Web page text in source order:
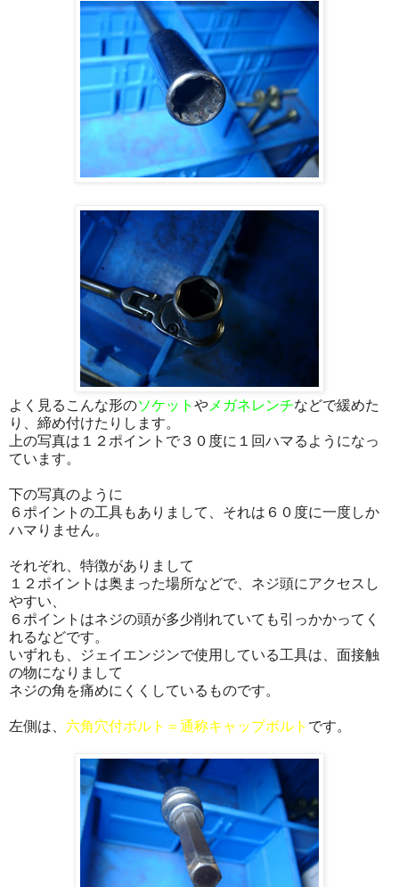
よく見るこんな形のソケット や メガネレンチなどで緩めた
り、締め付けたりします。
上の写真は１２ポイントで３０度に１回ハマるようになっ
ています。
下の写真のように
６ポイントの工具もありまして、それは６０度に一度しか
ハマりません。
それぞれ、特徴がありまして
１２ポイントは奥まった場所などで、ネジ頭にアクセスし
やすい、
６ポイントはネジの頭が多少削れていても引っかかってく
れるなどです。
いずれも、ジェイエンジンで使用している工具は、面接触
の物になりまして
ネジの角を痛めにくくしているものです。
左側は、 六角穴付ボルト＝通称キャップボルト です。